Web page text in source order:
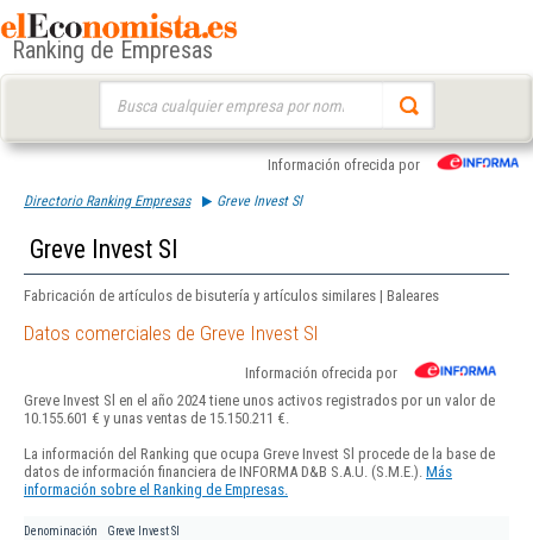
Ranking de Empresas
Información ofrecida por
Directorio Ranking Empresas Greve Invest Sl
Greve Invest Sl
Fabricación de artículos de bisutería y artículos similares | Baleares
Datos comerciales de Greve Invest Sl
Información ofrecida por
Greve Invest Sl en el año 2024 tiene unos activos registrados por un valor de
10.155.601 € y unas ventas de 15.150.211 €.
La información del Ranking que ocupa Greve Invest Sl procede de la base de
datos de información financiera de INFORMA D&B S.A.U. (S.M.E.). Más
información sobre el Ranking de Empresas.
Denominación Greve Invest Sl